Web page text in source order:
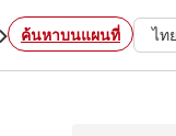
ค้นหาบนแผนที่ ไทย